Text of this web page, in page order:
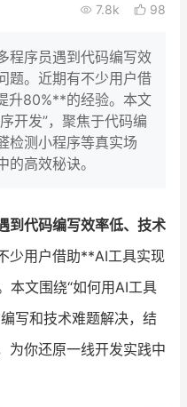
场景库
中心
7.8k 98
程序员遇到代码编写效
题。近期有不少用户借
升80%**的经验。本文
开发”，聚焦于代码编
检测小程序等真实场
高效秘诀。
到代码编写效率低、技术
少用户借助**AI工具实现
本文围绕“如何用AI工具
写和技术难题解决，结
为你还原一线开发实践中